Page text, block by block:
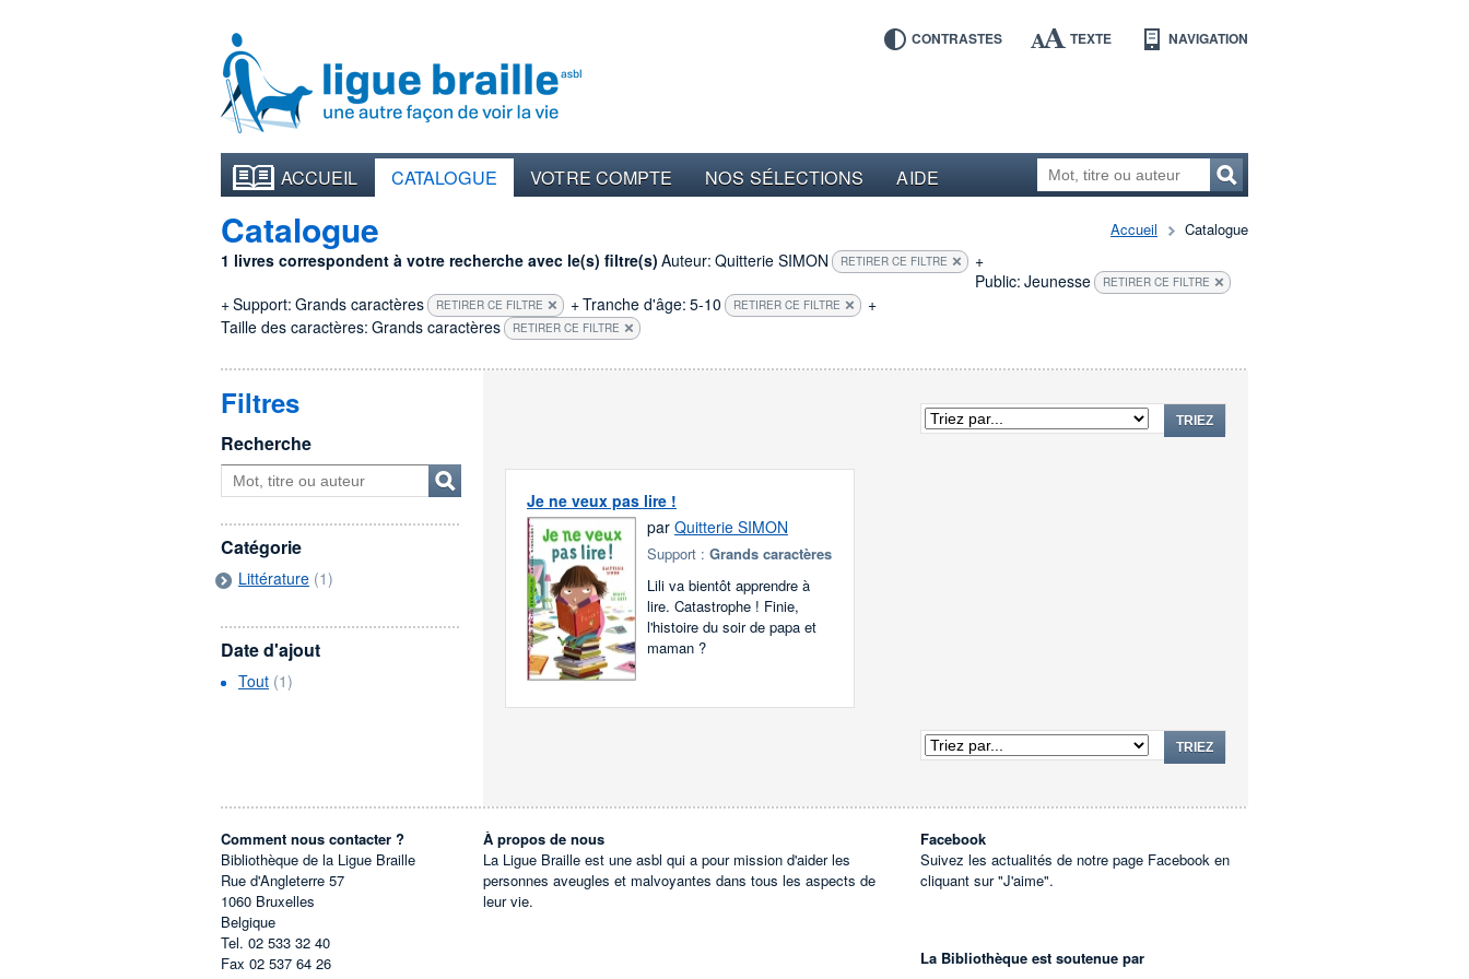
CONTRASTES TEXTE NAVIGATION
ACCUEIL CATALOGUE VOTRE COMPTE NOS SÉLECTIONS AIDE
Accueil Catalogue
Catalogue
1 livres correspondent à votre recherche avec le(s) filtre(s) Auteur: Quitterie SIMON RETIRER CE FILTRE
+
Public: Jeunesse RETIRER CE FILTRE
+Support: Grands caractères RETIRER CE FILTRE +Tranche d'âge: 5-10 RETIRER CE FILTRE
+
Taille des caractères: Grands caractères RETIRER CE FILTRE
TRIEZ
Je ne veux pas lire !
parQuitterie SIMON
Support :Grands caractères
Lili va bientôt apprendre à
lire. Catastrophe ! Finie,
l'histoire du soir de papa et
maman ?
TRIEZ
Filtres
Recherche
Catégorie
Littérature (1)
Date d'ajout
Tout (1)
Comment nous contacter ?
Bibliothèque de la Ligue Braille
Rue d'Angleterre 57
1060 Bruxelles
Belgique
Tel. 02 533 32 40
Fax 02 537 64 26
À propos de nous
La Ligue Braille est une asbl qui a pour mission d'aider les
personnes aveugles et malvoyantes dans tous les aspects de
leur vie.
Facebook
Suivez les actualités de notre page Facebook en
cliquant sur "J'aime".
La Bibliothèque est soutenue par